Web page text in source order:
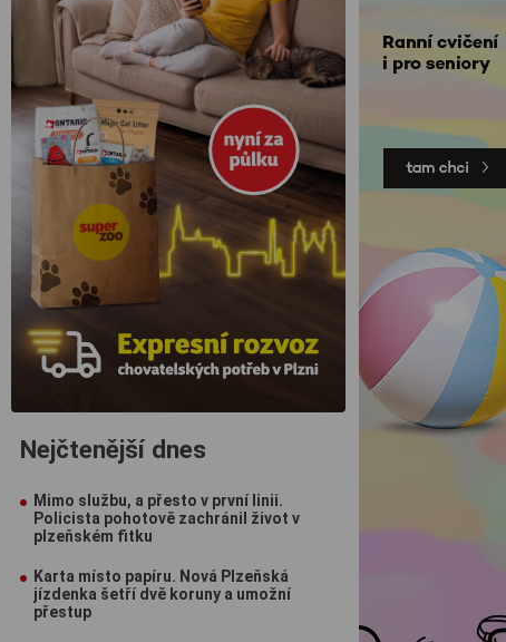
Nejčtenější dnes
Mimo službu, a přesto v první linii.
Policista pohotově zachránil život v
plzeňském fitku
Karta místo papíru. Nová Plzeňská
jízdenka šetří dvě koruny a umožní
přestup